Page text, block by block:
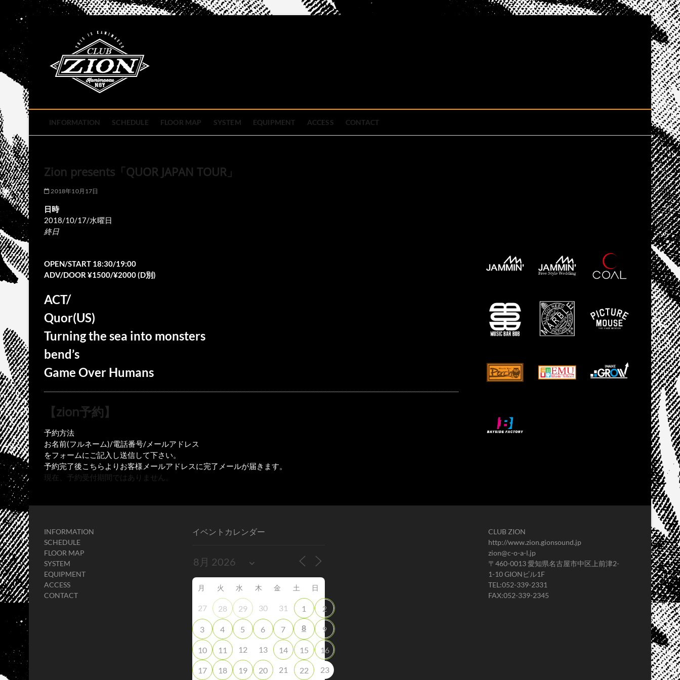
content
INFORMATION SCHEDULE FLOOR MAP SYSTEM EQUIPMENT ACCESS CONTACT
Zion presents「QUOR JAPAN TOUR」
2018年10月17日
日時
2018/10/17/水曜日
終日
OPEN/START 18:30/19:00
ADV/DOOR ¥1500/¥2000 (D別)
ACT/
Quor(US)
Turning the sea into monsters
bend’s
Game Over Humans
【zion予約】
予約方法
お名前(フルネーム)/電話番号/メールアドレス
をフォームにご記入し送信して下さい。
予約完了後こちらよりお客様メールアドレスに完了メールが届きます。
現在、予約受付期間ではありません。
INFORMATION
SCHEDULE
FLOOR MAP
SYSTEM
EQUIPMENT
ACCESS
CONTACT
イベントカレンダー
月 火 水 木 金 土 日
27 28 29 30 31 1 2
3 4 5 6 7 8 9
10 11 12 13 14 15 16
17 18 19 20 21 22 23
CLUB ZION
http://www.zion.gionsound.jp
zion@c-o-a-l.jp
〒460-0013 愛知県名古屋市中区上前津2-
1-10 GIONビル1F
TEL:052-339-2331
FAX:052-339-2345